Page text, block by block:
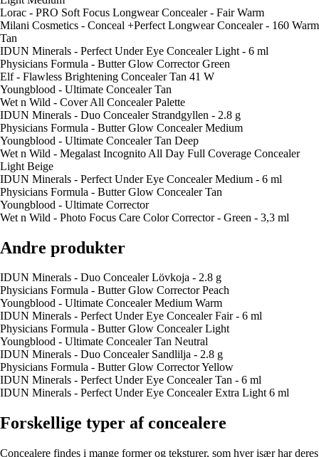
Lorac - PRO Soft Focus Longwear Concealer - Fair Warm
Milani Cosmetics - Conceal +Perfect Longwear Concealer - 160 Warm
Tan
IDUN Minerals - Perfect Under Eye Concealer Light - 6 ml
Physicians Formula - Butter Glow Corrector Green
Elf - Flawless Brightening Concealer Tan 41 W
Youngblood - Ultimate Concealer Tan
Wet n Wild - Cover All Concealer Palette
IDUN Minerals - Duo Concealer Strandgyllen - 2.8 g
Physicians Formula - Butter Glow Concealer Medium
Youngblood - Ultimate Concealer Tan Deep
Wet n Wild - Megalast Incognito All Day Full Coverage Concealer
Light Beige
IDUN Minerals - Perfect Under Eye Concealer Medium - 6 ml
Physicians Formula - Butter Glow Concealer Tan
Youngblood - Ultimate Corrector
Wet n Wild - Photo Focus Care Color Corrector - Green - 3,3 ml
Andre produkter
IDUN Minerals - Duo Concealer Lövkoja - 2.8 g
Physicians Formula - Butter Glow Corrector Peach
Youngblood - Ultimate Concealer Medium Warm
IDUN Minerals - Perfect Under Eye Concealer Fair - 6 ml
Physicians Formula - Butter Glow Concealer Light
Youngblood - Ultimate Concealer Tan Neutral
IDUN Minerals - Duo Concealer Sandlilja - 2.8 g
Physicians Formula - Butter Glow Corrector Yellow
IDUN Minerals - Perfect Under Eye Concealer Tan - 6 ml
IDUN Minerals - Perfect Under Eye Concealer Extra Light 6 ml
Forskellige typer af concealere
Concealere findes i mange former og teksturer, som hver især har deres